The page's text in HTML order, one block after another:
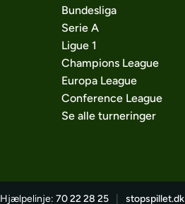
Bundesliga
Serie A
Ligue 1
Champions League
Europa League
Conference League
Se alle turneringer
Hjælpelinje: 70 22 28 25 stopspillet.dk